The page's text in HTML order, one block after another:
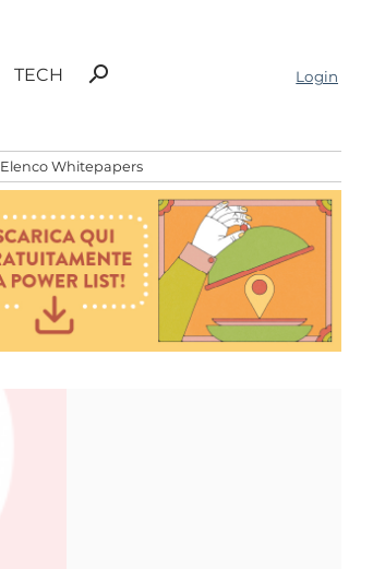
TECH
Ricerca
search Login
Elenco Whitepapers